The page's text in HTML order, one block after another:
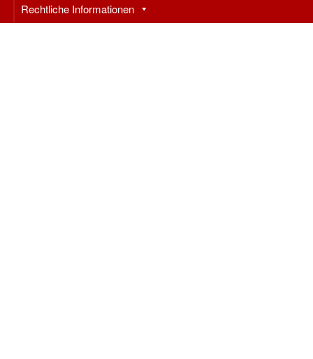
Rechtliche Informationen